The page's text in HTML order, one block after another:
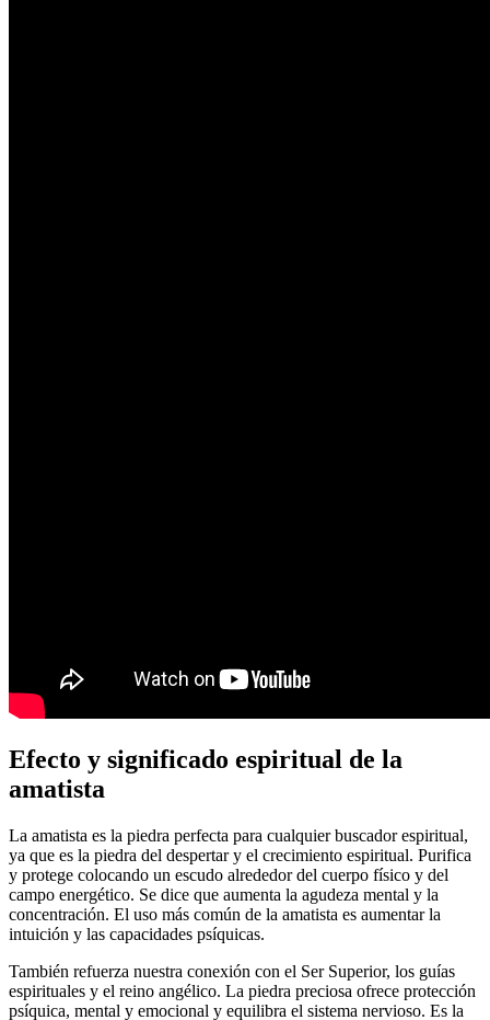
Efecto y significado espiritual de la
amatista
La amatista es la piedra perfecta para cualquier buscador espiritual,
ya que es la piedra del despertar y el crecimiento espiritual. Purifica
y protege colocando un escudo alrededor del cuerpo físico y del
campo energético. Se dice que aumenta la agudeza mental y la
concentración. El uso más común de la amatista es aumentar la
intuición y las capacidades psíquicas.
También refuerza nuestra conexión con el Ser Superior, los guías
espirituales y el reino angélico. La piedra preciosa ofrece protección
psíquica, mental y emocional y equilibra el sistema nervioso. Es la